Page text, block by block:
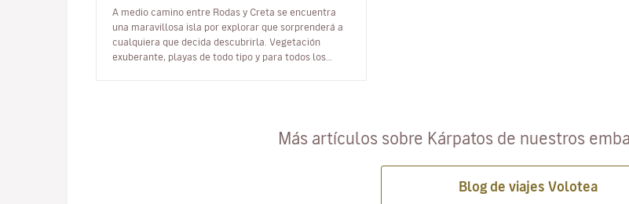
A medio camino entre Rodas y Creta se encuentra
una maravillosa isla por explorar que sorprenderá a
cualquiera que decida descubrirla. Vegetación
exuberante, playas de todo tipo y para todos los
Más artículos sobre Kárpatos de nuestros
Blog de viajes Volotea